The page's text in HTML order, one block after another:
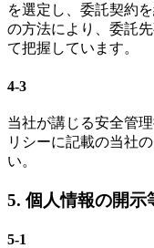
を選定し、委託契約
の方法により、委託
て把握しています。
4-3
当社が講じる安全管
リシーに記載の当社
い。
5. 個人情報の開示
5-1